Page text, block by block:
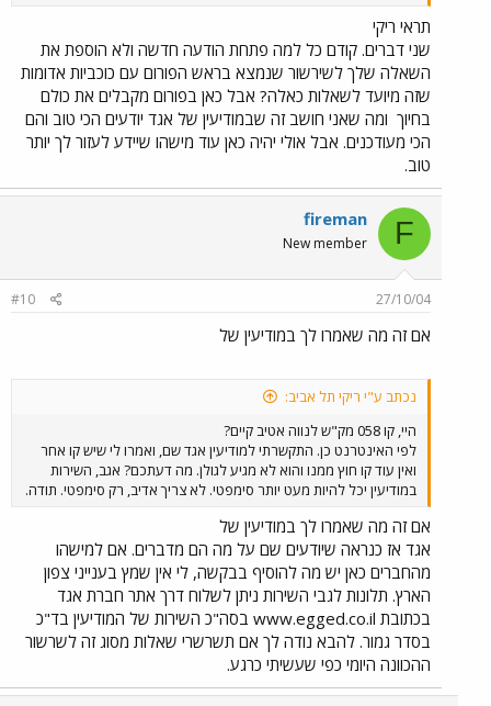
תראי ריקי
שני דברים. קודם כל למה פתחת הודעה חדשה ולא הוספת את
השאלה שלך לשירשור שנמצא בראש הפורום עם כוכביות אדומות
שזה מיועד לשאלות כאלה? אבל כאן בפורום מקבלים את כולם
בחיוך ומה שאני חושב זה שבמודיעין של אגד יודעים הכי טוב והם
הכי מעודכנים. אבל אולי יהיה כאן עוד מישהו שיידע לעזור לך יותר
טוב.
F
fireman
New member
27/10/04
#10
אם זה מה שאמרו לך במודיעין של
נכתב ע"י ריקי תל אביב:
היי, קו 058 מק"ש לנווה אטיב קיים?
לפי האינטרנט כן. התקשרתי למודיעין אגד שם, ואמרו לי שיש קו אחר
ואין עוד קו חוץ ממנו והוא לא מגיע לגולן. מה דעתכם? אגב, השירות
במודיעין יכל להיות מעט יותר סימפטי. לא צריך אדיב, רק סימפטי. תודה.
אם זה מה שאמרו לך במודיעין של
אגד אז כנראה שיודעים שם על מה הם מדברים. אם למישהו
מהחברים כאן יש מה להוסיף בבקשה, לי אין שמץ בענייני צפון
הארץ. תלונות לגבי השירות ניתן לשלוח דרך אתר חברת אגד
בכתובת www.egged.co.il בסה"כ השירות של המודיעין בד"כ
בסדר גמור. להבא נודה לך אם תשרשרי שאלות מסוג זה לשרשור
ההכוונה היומי כפי שעשיתי כרגע.